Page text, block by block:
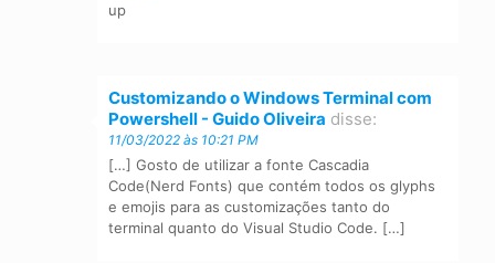
up
Customizando o Windows Terminal com
Powershell - Guido Oliveira disse:
11/03/2022 às 10:21 PM
[…] Gosto de utilizar a fonte Cascadia
Code(Nerd Fonts) que contém todos os glyphs
e emojis para as customizações tanto do
terminal quanto do Visual Studio Code. […]